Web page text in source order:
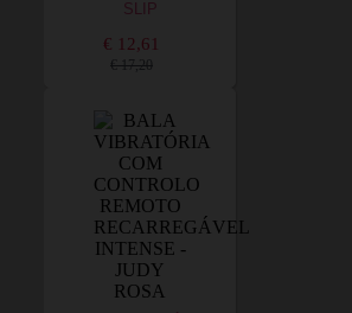
SLIP
€ 12,61
€ 17,20